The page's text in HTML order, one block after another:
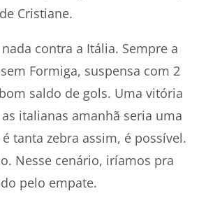
Cristiane.
contra a Itália. Sempre a
Formiga, suspensa com 2
saldo de gols. Uma vitória
italianas amanhã seria uma
tanta zebra assim, é possível.
Nesse cenário, iríamos pra
pelo empate.